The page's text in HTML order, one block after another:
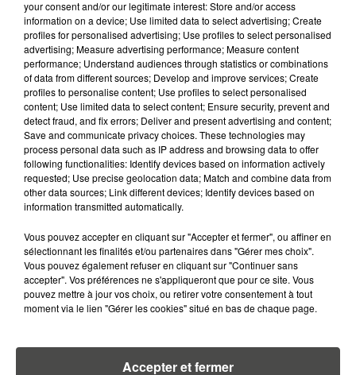
L'INVASION CET ÉTÉ...
4 août 2026
ÉCLIPSE SOLAIRE DU 12 AOÛT : LA
RUÉE VERS LES LUNETTES DE...
RETROUVEZ TOUTE L'ACTU DE LA RÉGION ET
RECEVEZ LES ALERTES INFOS DE LA RÉDACTION
RCA
RCA
your consent and/or our legitimate interest: Store and/or access
information on a device; Use limited data to select advertising; Create
profiles for personalised advertising; Use profiles to select personalised
advertising; Measure advertising performance; Measure content
performance; Understand audiences through statistics or combinations
of data from different sources; Develop and improve services; Create
profiles to personalise content; Use profiles to select personalised
content; Use limited data to select content; Ensure security, prevent and
detect fraud, and fix errors; Deliver and present advertising and content;
Save and communicate privacy choices. These technologies may
process personal data such as IP address and browsing data to offer
following functionalities: Identify devices based on information actively
requested; Use precise geolocation data; Match and combine data from
other data sources; Link different devices; Identify devices based on
information transmitted automatically.
Vous pouvez accepter en cliquant sur "Accepter et fermer", ou affiner en
sélectionnant les finalités et/ou partenaires dans "Gérer mes choix".
Vous pouvez également refuser en cliquant sur "Continuer sans
accepter". Vos préférences ne s'appliqueront que pour ce site. Vous
pouvez mettre à jour vos choix, ou retirer votre consentement à tout
moment via le lien "Gérer les cookies" situé en bas de chaque page.
Accepter et fermer